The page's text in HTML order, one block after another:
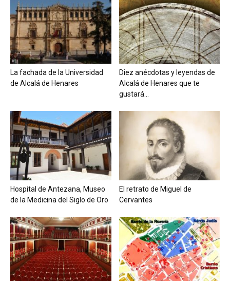
La fachada de la Universidad
de Alcalá de Henares
Diez anécdotas y leyendas de
Alcalá de Henares que te
gustará...
Hospital de Antezana, Museo
de la Medicina del Siglo de Oro
El retrato de Miguel de
Cervantes